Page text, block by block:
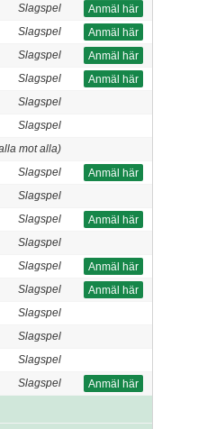
Anmäl här
Slagspel
Anmäl här
Slagspel
Anmäl här
Slagspel
Anmäl här
Slagspel
Slagspel
Slagspel
mot alla)
Anmäl här
Slagspel
Slagspel
Anmäl här
Slagspel
Slagspel
Anmäl här
Slagspel
Anmäl här
Slagspel
Slagspel
Slagspel
Slagspel
Anmäl här
Slagspel